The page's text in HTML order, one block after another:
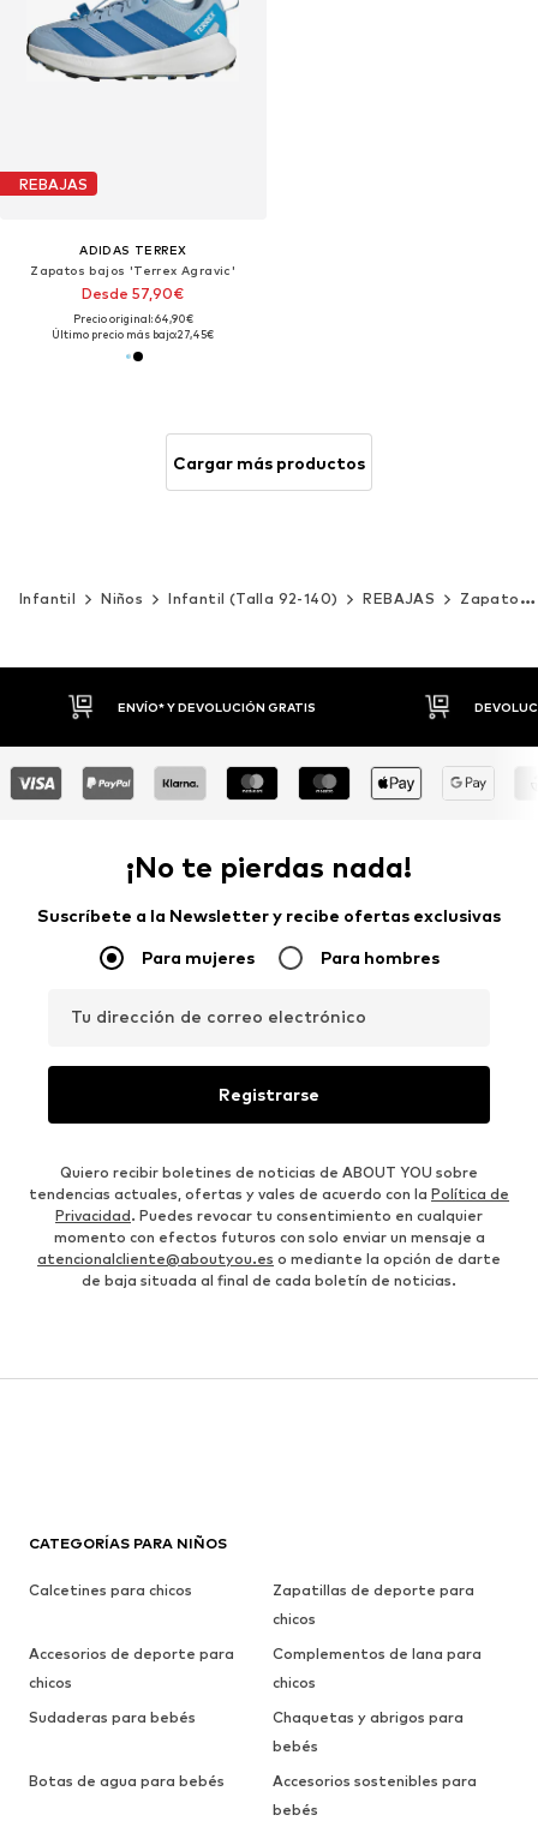
REBAJAS
ADIDAS TERREX
Zapatos bajos 'Terrex Agravic'
Desde 57,90€
Precio original: 64,90€
Último precio más bajo:27,45€
Cargar más productos
Infantil Niños Infantil (Talla 92-140) REBAJAS Zapatos
DEVOLUCIONES HASTA 30 DÍAS
¡No te pierdas nada!
Suscríbete a la Newsletter y recibe ofertas exclusivas
Para mujeres Para hombres
Tu dirección de correo electrónico
Registrarse
Quiero recibir boletines de noticias de ABOUT YOU sobre
tendencias actuales, ofertas y vales de acuerdo con la Política de
Privacidad. Puedes revocar tu consentimiento en cualquier
momento con efectos futuros con solo enviar un mensaje a
atencionalcliente@aboutyou.es o mediante la opción de darte
de baja situada al final de cada boletín de noticias.
CATEGORÍAS PARA NIÑOS
Calcetines para chicos
Zapatillas de deporte para
chicos
Accesorios de deporte para
chicos
Complementos de lana para
chicos
Sudaderas para bebés
Chaquetas y abrigos para
bebés
Botas de agua para bebés
Accesorios sostenibles para
bebés